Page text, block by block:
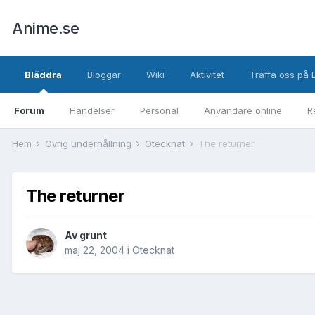
Anime.se
Bläddra
Forum Händelser Personal Användare online
Bloggar Wiki Aktivitet Träffa oss på
Hem Övrig underhållning Otecknat The returner
The returner
Av grunt
maj 22, 2004 i Otecknat